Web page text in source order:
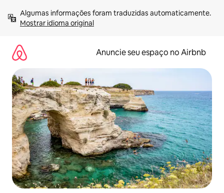
para
Mostrar idioma original
Anuncie seu espaço no Airbnb